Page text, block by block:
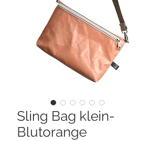
Sling Bag klein-
Blutorange